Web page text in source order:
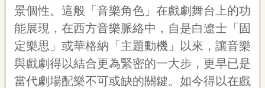
景個性。這般「音樂角色」在戲劇舞台上的功
能展現，在西方音樂脈絡中，自是白遼士「固
定樂思」或華格納「主題動機」以來，讓音樂
與戲劇得以結合更為緊密的一大步，更早已是
當代劇場配樂不可或缺的關鍵。如今得以在戲